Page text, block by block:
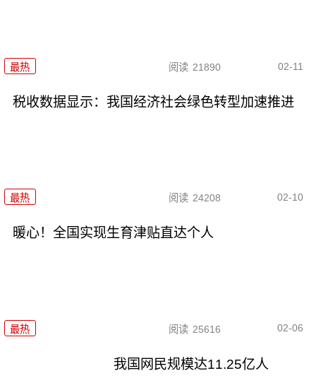
最热 阅读 21890 02-11
税收数据显示：我国经济社会绿色转型加速推进
最热 阅读 24208 02-10
暖心！全国实现生育津贴直达个人
最热 阅读 25616 02-06
我国网民规模达11.25亿人